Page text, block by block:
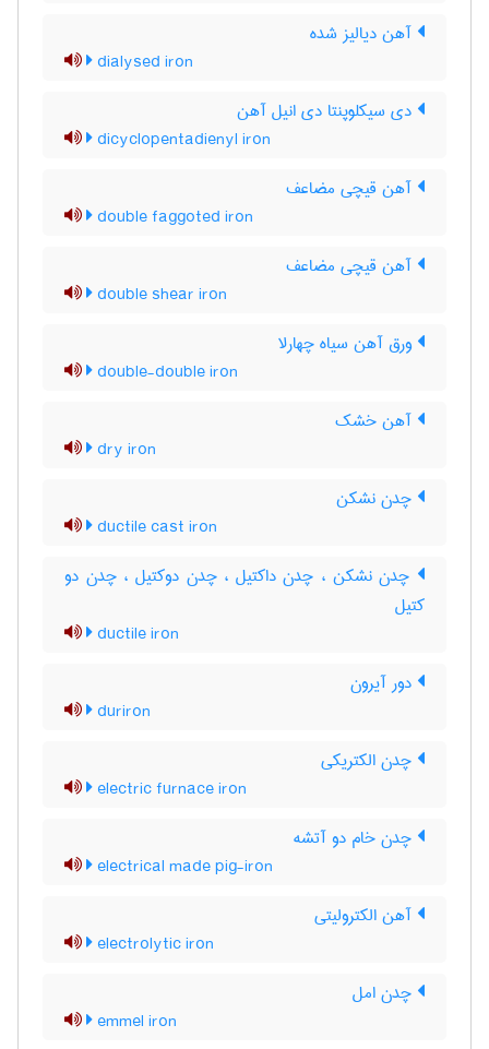
آهن دیالیز شده
dialysed iron
دی سیکلوپنتا دی انیل آهن
dicyclopentadienyl iron
آهن قیچی مضاعف
double faggoted iron
آهن قیچی مضاعف
double shear iron
ورق آهن سیاه چهارلا
double-double iron
آهن خشک
dry iron
چدن نشکن
ductile cast iron
چدن نشکن ، چدن داکتیل ، چدن دوکتیل ، چدن دو
کتیل
ductile iron
دور آیرون
duriron
چدن الکتریکی
electric furnace iron
چدن خام دو آتشه
electrical made pig-iron
آهن الکترولیتی
electrolytic iron
چدن امل
emmel iron